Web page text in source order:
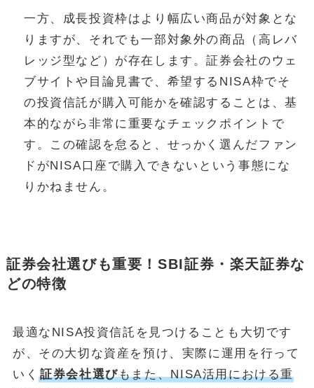
一方、成長投資枠はより幅広い商品が対象とな
りますが、それでも一部対象外の商品（高レバ
レッジ型など）が存在します。証券会社のウェ
ブサイトや目論見書で、希望するNISA枠でそ
の投資信託が購入可能かを確認することは、基
本的ながら非常に重要なチェックポイントで
す。この確認を怠ると、せっかく選んだファン
ドがNISA口座で購入できないという事態にな
りかねません。
証券会社選びも重要！SBI証券・楽天証券な
どの特徴
最適なNISA投資信託を見つけることも大切です
が、その大切な資産を預け、実際に運用を行って
いく証券会社選びもまた、NISA活用における重